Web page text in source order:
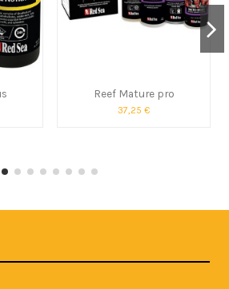
Reef Mature pro
37,25 €